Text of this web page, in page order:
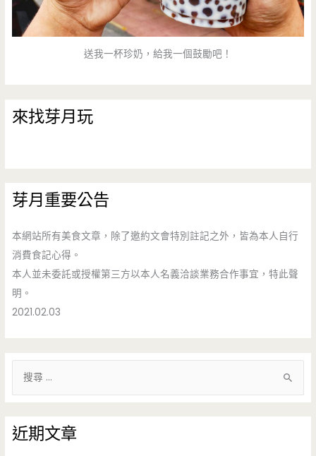
送我一杯珍奶，給我一個鼓勵吧！
來找芽月玩
芽月重要公告
本網站所有美食文章，除了邀約文會特別註記之外，皆為本人自行
消費食記心得。
本人並未委託或授權第三方以本人名義洽談業務合作事宜，特此聲
明。
2021.02.03
鍵
字
近期文章